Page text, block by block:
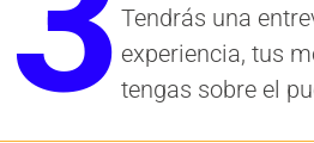
Tendrás una
experiencia, tus
tengas sobre el